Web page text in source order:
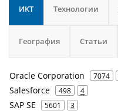
ИКТ Технологии
География Статьи
Oracle Corporation 7074
Salesforce 498 4
SAP SE 5601 3